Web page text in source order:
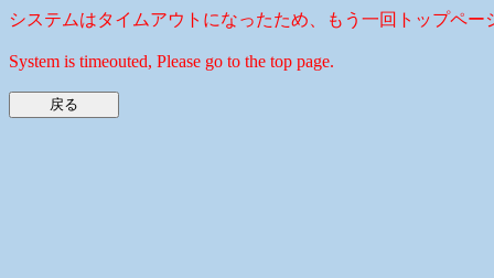
システムはタイムアウトになったため、もう一回トップペー
System is timeouted, Please go to the top page.